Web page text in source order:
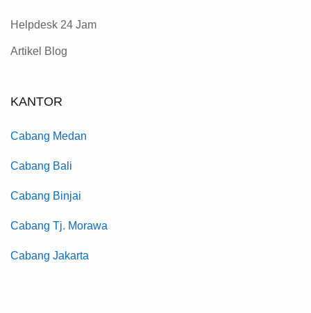
Helpdesk 24 Jam
Artikel Blog
KANTOR
Cabang Medan
Cabang Bali
Cabang Binjai
Cabang Tj. Morawa
Cabang Jakarta